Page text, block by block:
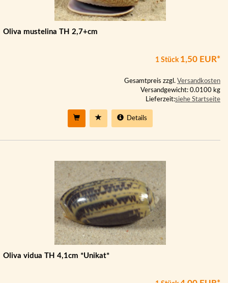
Oliva mustelina TH 2,7+cm
1 Stück 1,50 EUR*
Gesamtpreis zzgl. Versandkosten
Versandgewicht: 0.0100 kg
Lieferzeit:siehe Startseite
Details
Oliva vidua TH 4,1cm *Unikat*